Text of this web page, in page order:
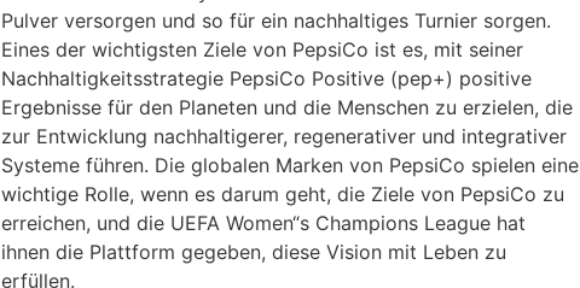
Pulver versorgen und so für ein nachhaltiges Turnier sorgen.
Eines der wichtigsten Ziele von PepsiCo ist es, mit seiner
Nachhaltigkeitsstrategie PepsiCo Positive (pep+) positive
Ergebnisse für den Planeten und die Menschen zu erzielen, die
zur Entwicklung nachhaltigerer, regenerativer und integrativer
Systeme führen. Die globalen Marken von PepsiCo spielen eine
wichtige Rolle, wenn es darum geht, die Ziele von PepsiCo zu
erreichen, und die UEFA Women“s Champions League hat
ihnen die Plattform gegeben, diese Vision mit Leben zu
erfüllen.